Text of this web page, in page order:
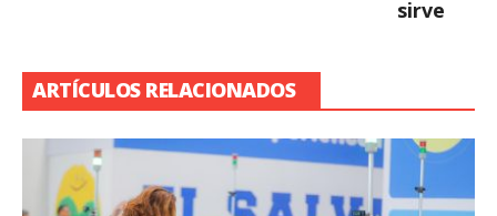
sirve
ARTÍCULOS RELACIONADOS